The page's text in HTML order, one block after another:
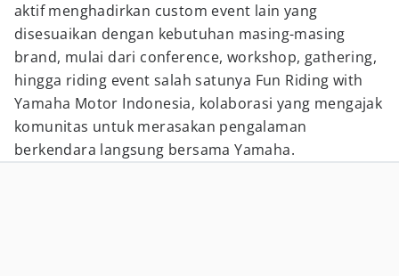
aktif menghadirkan custom event lain yang
disesuaikan dengan kebutuhan masing-masing
brand, mulai dari conference, workshop, gathering,
hingga riding event salah satunya Fun Riding with
Yamaha Motor Indonesia, kolaborasi yang mengajak
komunitas untuk merasakan pengalaman
berkendara langsung bersama Yamaha.